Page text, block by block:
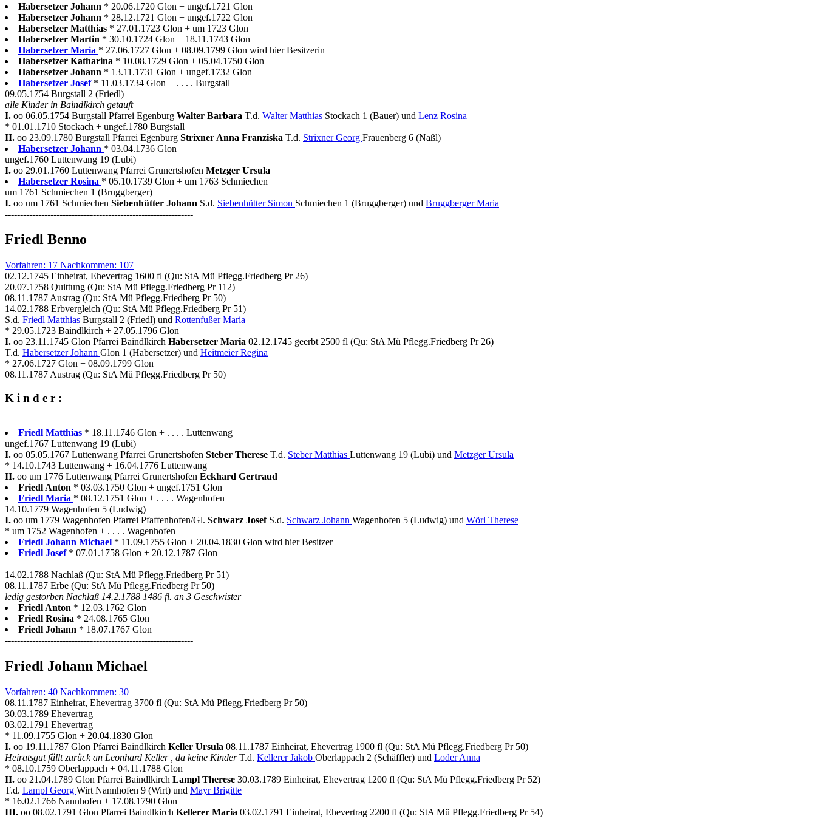
Habersetzer Johann * 20.06.1720 Glon + ungef.1721 Glon
Habersetzer Johann * 28.12.1721 Glon + ungef.1722 Glon
Habersetzer Matthias * 27.01.1723 Glon + um 1723 Glon
Habersetzer Martin * 30.10.1724 Glon + 18.11.1743 Glon
Habersetzer Maria * 27.06.1727 Glon + 08.09.1799 Glon wird hier Besitzerin
Habersetzer Katharina * 10.08.1729 Glon + 05.04.1750 Glon
Habersetzer Johann * 13.11.1731 Glon + ungef.1732 Glon
Habersetzer Josef * 11.03.1734 Glon + . . . . Burgstall
09.05.1754 Burgstall 2 (Friedl)
alle Kinder in Baindlkirch getauft
I. oo 06.05.1754 Burgstall Pfarrei Egenburg Walter Barbara T.d. Walter Matthias Stockach 1 (Bauer) und Lenz Rosina
* 01.01.1710 Stockach + ungef.1780 Burgstall
II. oo 23.09.1780 Burgstall Pfarrei Egenburg Strixner Anna Franziska T.d. Strixner Georg Frauenberg 6 (Naßl)
Habersetzer Johann * 03.04.1736 Glon
ungef.1760 Luttenwang 19 (Lubi)
I. oo 29.01.1760 Luttenwang Pfarrei Grunertshofen Metzger Ursula
Habersetzer Rosina * 05.10.1739 Glon + um 1763 Schmiechen
um 1761 Schmiechen 1 (Bruggberger)
I. oo um 1761 Schmiechen Siebenhütter Johann S.d. Siebenhütter Simon Schmiechen 1 (Bruggberger) und Bruggberger Maria
--------------------------------------------------------------
Friedl Benno
Vorfahren: 17 Nachkommen: 107
02.12.1745 Einheirat, Ehevertrag 1600 fl (Qu: StA Mü Pflegg.Friedberg Pr 26)
20.07.1758 Quittung (Qu: StA Mü Pflegg.Friedberg Pr 112)
08.11.1787 Austrag (Qu: StA Mü Pflegg.Friedberg Pr 50)
14.02.1788 Erbvergleich (Qu: StA Mü Pflegg.Friedberg Pr 51)
S.d. Friedl Matthias Burgstall 2 (Friedl) und Rottenfußer Maria
* 29.05.1723 Baindlkirch + 27.05.1796 Glon
I. oo 23.11.1745 Glon Pfarrei Baindlkirch Habersetzer Maria 02.12.1745 geerbt 2500 fl (Qu: StA Mü Pflegg.Friedberg Pr 26)
T.d. Habersetzer Johann Glon 1 (Habersetzer) und Heitmeier Regina
* 27.06.1727 Glon + 08.09.1799 Glon
08.11.1787 Austrag (Qu: StA Mü Pflegg.Friedberg Pr 50)
K i n d e r :
Friedl Matthias * 18.11.1746 Glon + . . . . Luttenwang
ungef.1767 Luttenwang 19 (Lubi)
I. oo 05.05.1767 Luttenwang Pfarrei Grunertshofen Steber Therese T.d. Steber Matthias Luttenwang 19 (Lubi) und Metzger Ursula
* 14.10.1743 Luttenwang + 16.04.1776 Luttenwang
II. oo um 1776 Luttenwang Pfarrei Grunertshofen Eckhard Gertraud
Friedl Anton * 03.03.1750 Glon + ungef.1751 Glon
Friedl Maria * 08.12.1751 Glon + . . . . Wagenhofen
14.10.1779 Wagenhofen 5 (Ludwig)
I. oo um 1779 Wagenhofen Pfarrei Pfaffenhofen/Gl. Schwarz Josef S.d. Schwarz Johann Wagenhofen 5 (Ludwig) und Wörl Therese
* um 1752 Wagenhofen + . . . . Wagenhofen
Friedl Johann Michael * 11.09.1755 Glon + 20.04.1830 Glon wird hier Besitzer
Friedl Josef * 07.01.1758 Glon + 20.12.1787 Glon
14.02.1788 Nachlaß (Qu: StA Mü Pflegg.Friedberg Pr 51)
08.11.1787 Erbe (Qu: StA Mü Pflegg.Friedberg Pr 50)
ledig gestorben Nachlaß 14.2.1788 1486 fl. an 3 Geschwister
Friedl Anton * 12.03.1762 Glon
Friedl Rosina * 24.08.1765 Glon
Friedl Johann * 18.07.1767 Glon
--------------------------------------------------------------
Friedl Johann Michael
Vorfahren: 40 Nachkommen: 30
08.11.1787 Einheirat, Ehevertrag 3700 fl (Qu: StA Mü Pflegg.Friedberg Pr 50)
30.03.1789 Ehevertrag
03.02.1791 Ehevertrag
* 11.09.1755 Glon + 20.04.1830 Glon
I. oo 19.11.1787 Glon Pfarrei Baindlkirch Keller Ursula 08.11.1787 Einheirat, Ehevertrag 1900 fl (Qu: StA Mü Pflegg.Friedberg Pr 50)
Heiratsgut fällt zurück an Leonhard Keller , da keine KinderT.d. Kellerer Jakob Oberlappach 2 (Schäffler) und Loder Anna
* 08.10.1759 Oberlappach + 04.11.1788 Glon
II. oo 21.04.1789 Glon Pfarrei Baindlkirch Lampl Therese 30.03.1789 Einheirat, Ehevertrag 1200 fl (Qu: StA Mü Pflegg.Friedberg Pr 52)
T.d. Lampl Georg Wirt Nannhofen 9 (Wirt) und Mayr Brigitte
* 16.02.1766 Nannhofen + 17.08.1790 Glon
III. oo 08.02.1791 Glon Pfarrei Baindlkirch Kellerer Maria 03.02.1791 Einheirat, Ehevertrag 2200 fl (Qu: StA Mü Pflegg.Friedberg Pr 54)